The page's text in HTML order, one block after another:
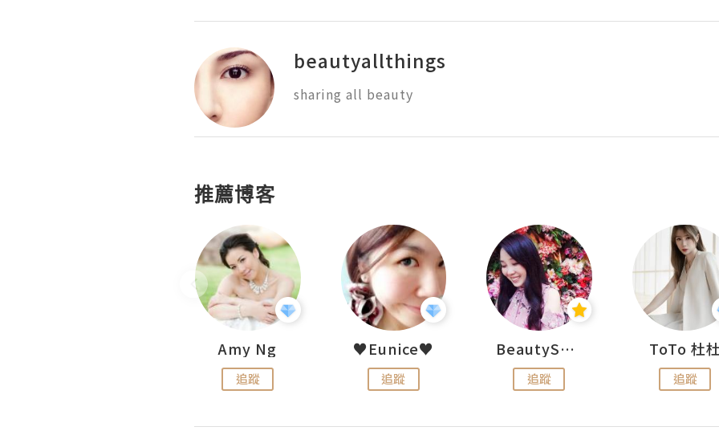
beautyallthings
sharing all beauty
推薦博客
Amy Ng
追蹤
♥Eunice♥
追蹤
BeautySearch
追蹤
ToTo 杜
追蹤